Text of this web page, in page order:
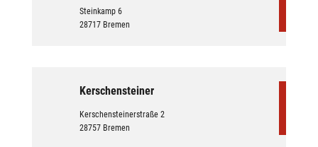
Steinkamp 6
28717 Bremen
Kerschensteiner
Kerschensteinerstraße 2
28757 Bremen